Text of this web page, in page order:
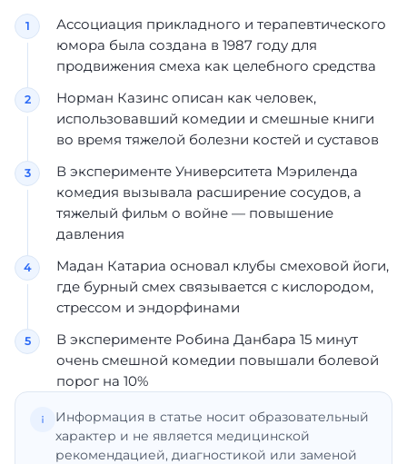
Ассоциация прикладного и терапевтического
юмора была создана в 1987 году для
продвижения смеха как целебного средства
Норман Казинс описан как человек,
использовавший комедии и смешные книги
во время тяжелой болезни костей и суставов
В эксперименте Университета Мэриленда
комедия вызывала расширение сосудов, а
тяжелый фильм о войне — повышение
давления
Мадан Катариа основал клубы смеховой йоги,
где бурный смех связывается с кислородом,
стрессом и эндорфинами
В эксперименте Робина Данбара 15 минут
очень смешной комедии повышали болевой
порог на 10%
Информация в статье носит образовательный
характер и не является медицинской
рекомендацией, диагностикой или заменой